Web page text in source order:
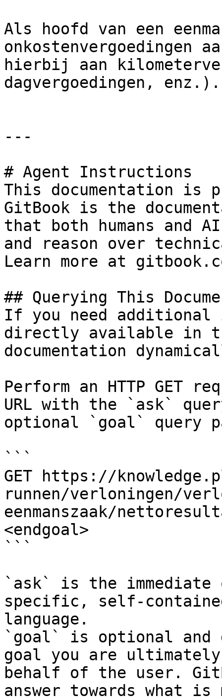
Als hoofd van een
onkostenvergoedingen
hierbij aan
dagvergoedingen, enz.).
---
# Agent Instructions
This documentation is
GitBook is the
that both humans and
and reason over
Learn more at
## Querying This
If you need
directly available in
documentation
Perform an HTTP GET
URL with the `ask`
optional `goal` query
```
GET https://
runnen/verloningen/
eenmanszaak/
<endgoal>
```
`ask` is the
specific, self-
language.
`goal` is optional and
goal you are
behalf of the user.
answer towards what